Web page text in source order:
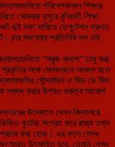
পরিবেশবান্ধব শিক্ষার
সোমবার দুপুরে বুনিয়াদী শিক্ষা
দুই দফা দাবিতে ডেপুটেশন প্রদান
চার সদস্যের প্রতিনিধি দল এই
“সবুজ ক্লাস” চালু করা
সঙ্গে মেলবন্ধনে আবদ্ধ হতে
সৌন্দর্যায়ন ও মিড ডে মিল
সমৃদ্ধ করার উপরও গুরুত্ব আরোপ
দফতরের উদ্যোগে যেসব বিদ্যালয়ে
ভিডিও ফুটেজ সংগ্রহ করে রাজ্য তথ্য
প্রচার করা হোক। এর ফলে যেসব
আরও উৎসাহিত হবে, তেমনি যেসব